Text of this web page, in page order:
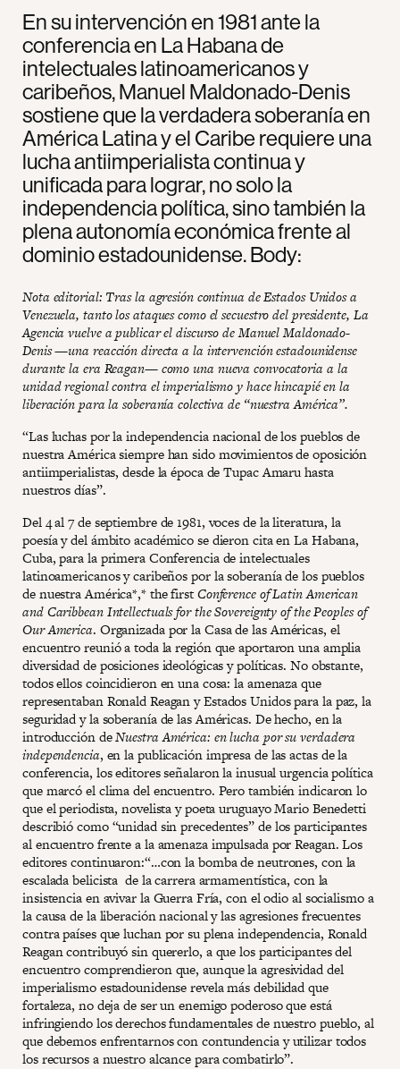
En su intervención en 1981 ante la
conferencia en La Habana de
intelectuales latinoamericanos y
caribeños, Manuel Maldonado-Denis
sostiene que la verdadera soberanía en
América Latina y el Caribe requiere una
lucha antiimperialista continua y
unificada para lograr, no solo la
independencia política, sino también la
plena autonomía económica frente al
dominio estadounidense. Body:
Nota editorial: Tras la agresión continua de Estados Unidos a
Venezuela, tanto los ataques como el secuestro del presidente, La
Agencia vuelve a publicar el discurso de Manuel Maldonado-
Denis —una reacción directa a la intervención estadounidense
durante la era Reagan— como una nueva convocatoria a la
unidad regional contra el imperialismo y hace hincapié en la
liberación para la soberanía colectiva de “nuestra América”.
“Las luchas por la independencia nacional de los pueblos de
nuestra América siempre han sido movimientos de oposición
antiimperialistas, desde la época de Tupac Amaru hasta
nuestros días”.
Del 4 al 7 de septiembre de 1981, voces de la literatura, la
poesía y del ámbito académico se dieron cita en La Habana,
Cuba, para la primera Conferencia de intelectuales
latinoamericanos y caribeños por la soberanía de los pueblos
de nuestra América*,* the firstConference of Latin American
and Caribbean Intellectuals for the Sovereignty of the Peoples of
Our America. Organizada por la Casa de las Américas, el
encuentro reunió a toda la región que aportaron una amplia
diversidad de posiciones ideológicas y políticas. No obstante,
todos ellos coincidieron en una cosa: la amenaza que
representaban Ronald Reagan y Estados Unidos para la paz, la
seguridad y la soberanía de las Américas. De hecho, en la
introducción deNuestra América: en lucha por su verdadera
independencia, en la publicación impresa de las actas de la
conferencia, los editores señalaron la inusual urgencia política
que marcó el clima del encuentro. Pero también indicaron lo
que el periodista, novelista y poeta uruguayo Mario Benedetti
describió como “unidad sin precedentes” de los participantes
al encuentro frente a la amenaza impulsada por Reagan. Los
editores continuaron:“…con la bomba de neutrones, con la
escalada belicista de la carrera armamentística, con la
insistencia en avivar la Guerra Fría, con el odio al socialismo a
la causa de la liberación nacional y las agresiones frecuentes
contra países que luchan por su plena independencia, Ronald
Reagan contribuyó sin quererlo, a que los participantes del
encuentro comprendieron que, aunque la agresividad del
imperialismo estadounidense revela más debilidad que
fortaleza, no deja de ser un enemigo poderoso que está
infringiendo los derechos fundamentales de nuestro pueblo, al
que debemos enfrentarnos con contundencia y utilizar todos
los recursos a nuestro alcance para combatirlo”.